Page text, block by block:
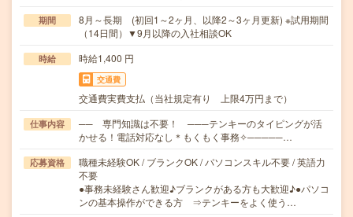
期間
8月～長期 (初回1～2ヶ月、以降2～3ヶ月更新) ※試用期間
（14日間）▼9月以降の入社相談OK
時給 時給1,400 円
交通費
交通費実費支払（当社規定有り 上限4万円まで）
仕事内容
── 専門知識は不要！ ───テンキーのタイピングが活
かせる！電話対応なし＊もくもく事務✧─────…
応募資格
職種未経験OK / ブランクOK / パソコンスキル不要 / 英語力
不要
●事務未経験さん歓迎♪ブランクがある方も大歓迎♪●パソコ
ンの基本操作ができる方 ⇒テンキーをよく使う…